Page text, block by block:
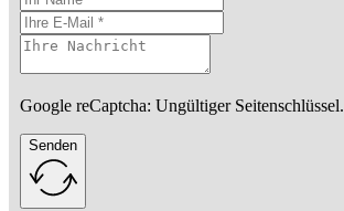
Google reCaptcha: Ungültiger Seitenschlüssel.
Senden